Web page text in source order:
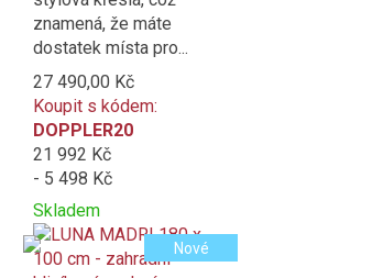
znamená, že máte
dostatek místa pro...
27 490,00 Kč
Koupit s kódem:
DOPPLER20
21 992 Kč
- 5 498 Kč
Skladem
Přidat
k
Product
is
Nové